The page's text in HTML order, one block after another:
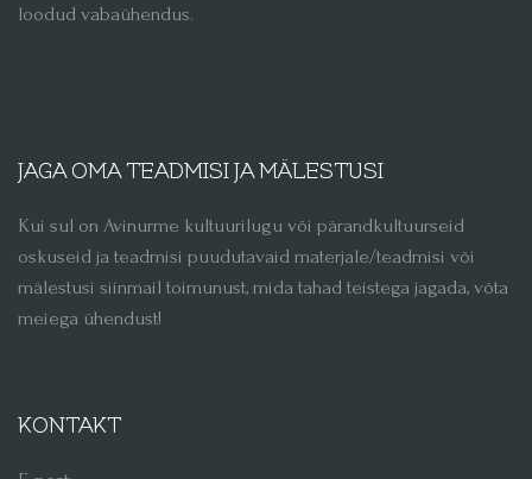
loodud vabaühendus.
JAGA OMA TEADMISI JA MÄLESTUSI
Kui sul on Avinurme kultuurilugu või pärandkultuurseid
oskuseid ja teadmisi puudutavaid materjale/teadmisi või
mälestusi siinmail toimunust, mida tahad teistega jagada, võta
meiega ühendust!
KONTAKT